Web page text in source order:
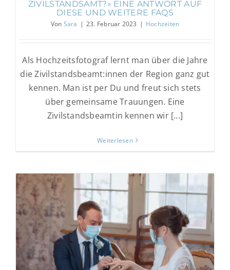
ZIVILSTANDSAMT?» EINE ANTWORT AUF
DIESE UND WEITERE FAQS
Von Sara | 23. Februar 2023 | Hochzeiten
Als Hochzeitsfotograf lernt man über die Jahre
die Zivilstandsbeamt:innen der Region ganz gut
kennen. Man ist per Du und freut sich stets
über gemeinsame Trauungen. Eine
Zivilstandsbeamtin kennen wir [...]
Weiterlesen
Corona-Ziviltrauungen sind besser als ihr
Ruf!
Hochzeiten